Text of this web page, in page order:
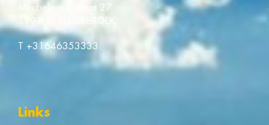
Meubelmakerstraat 27
1991 JD VELSERBROEK
T +31646353333
Links